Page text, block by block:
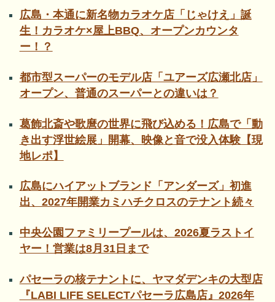
広島・本通に新名物カラオケ店「じゃけえ」誕
生！カラオケ×屋上BBQ、オープンカウンタ
ー！？
都市型スーパーのモデル店「ユアーズ広瀬北店」
オープン、普通のスーパーとの違いは？
葛飾北斎や歌麿の世界に飛び込める！広島で「動
き出す浮世絵展」開幕、映像と音で没入体験【現
地レポ】
広島にハイアットブランド「アンダーズ」初進
出、2027年開業カミハチクロスのテナント続々
中央公園ファミリープールは、2026夏ラストイ
ヤー！営業は8月31日まで
パセーラの核テナントに、ヤマダデンキの大型店
『LABI LIFE SELECTパセーラ広島店』2026年